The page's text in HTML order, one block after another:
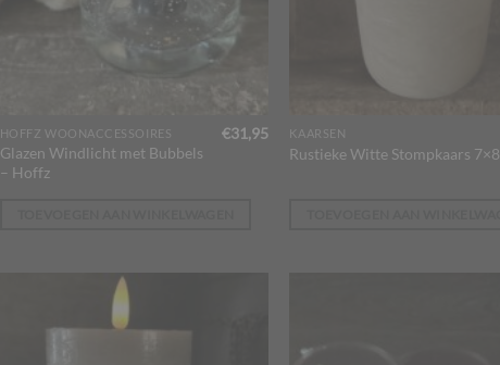
HOFFZ WOONACCESSOIRES
Glazen Windlicht met Bubbels
– Hoffz
€31,95 KAARSEN
Rustieke Witte Stompkaars 7×8